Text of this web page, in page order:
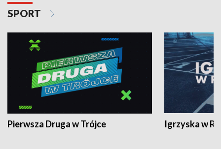
SPORT
Pierwsza Druga w Trójce Igrzyska w